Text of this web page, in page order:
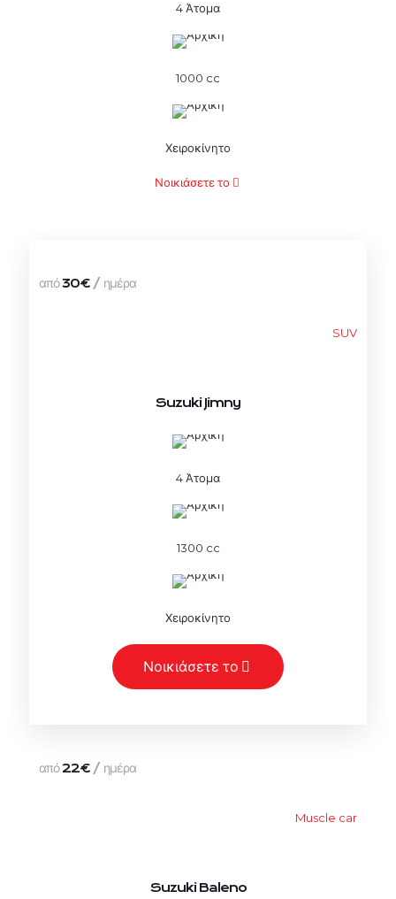
4 Άτομα
1000 cc
Χειροκίνητο
Νοικιάσετε το
από30€ / ημέρα
SUV
Suzuki Jimny
4 Άτομα
1300 cc
Χειροκίνητο
Νοικιάσετε το
από22€ / ημέρα
Muscle car
Suzuki Baleno